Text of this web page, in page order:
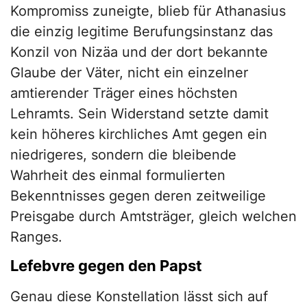
Kompromiss zuneigte, blieb für Athanasius
die einzig legitime Berufungsinstanz das
Konzil von Nizäa und der dort bekannte
Glaube der Väter, nicht ein einzelner
amtierender Träger eines höchsten
Lehramts. Sein Widerstand setzte damit
kein höheres kirchliches Amt gegen ein
niedrigeres, sondern die bleibende
Wahrheit des einmal formulierten
Bekenntnisses gegen deren zeitweilige
Preisgabe durch Amtsträger, gleich welchen
Ranges.
Lefebvre gegen den Papst
Genau diese Konstellation lässt sich auf